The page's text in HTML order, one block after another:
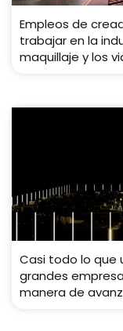
Empleos de
trabajar en la
maquillaje y los
Casi todo lo que
grandes
manera de